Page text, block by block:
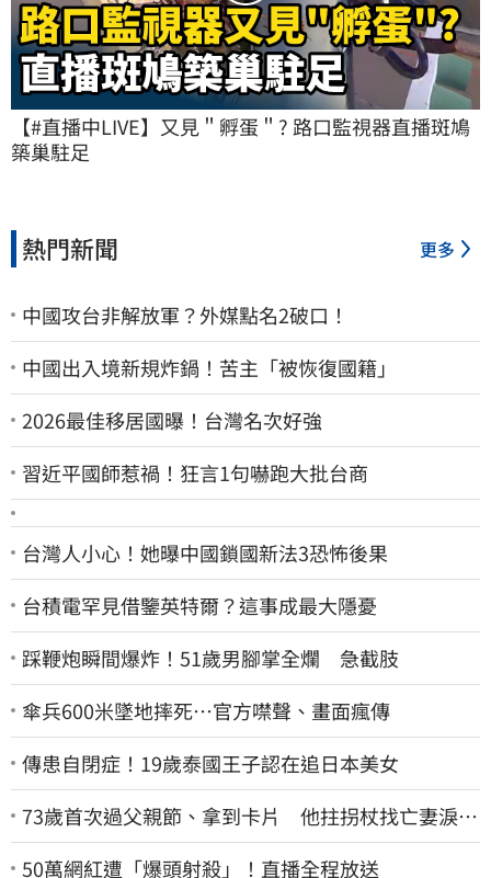
【#直播中LIVE】又見＂孵蛋＂? 路口監視器直播斑鳩
築巢駐足
熱門新聞 更多
中國攻台非解放軍？外媒點名2破口！
中國出入境新規炸鍋！苦主「被恢復國籍」
2026最佳移居國曝！台灣名次好強
習近平國師惹禍！狂言1句嚇跑大批台商
台灣人小心！她曝中國鎖國新法3恐怖後果
台積電罕見借鑒英特爾？這事成最大隱憂
踩鞭炮瞬間爆炸！51歲男腳掌全爛 急截肢
傘兵600米墜地摔死…官方噤聲、畫面瘋傳
傳患自閉症！19歲泰國王子認在追日本美女
73歲首次過父親節、拿到卡片 他拄拐杖找亡妻淚：
今天好多人來幫我慶祝
50萬網紅遭「爆頭射殺」！直播全程放送